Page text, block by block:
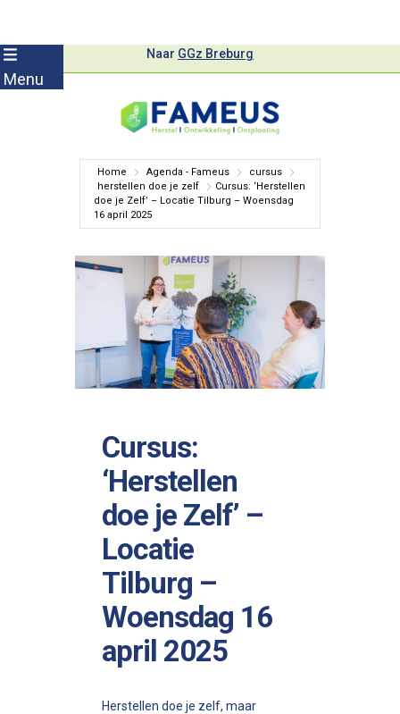
Skip
toMenu
Naar GGz Breburg
Home Agenda - Fameus
cursus
herstellen doe je zelf
Cursus: ‘Herstellen
doe je Zelf’ – Locatie Tilburg – Woensdag
16 april 2025
Cursus:
‘Herstellen
doe je Zelf’ –
Locatie
Tilburg –
Woensdag 16
april 2025
Herstellen doe je zelf, maar